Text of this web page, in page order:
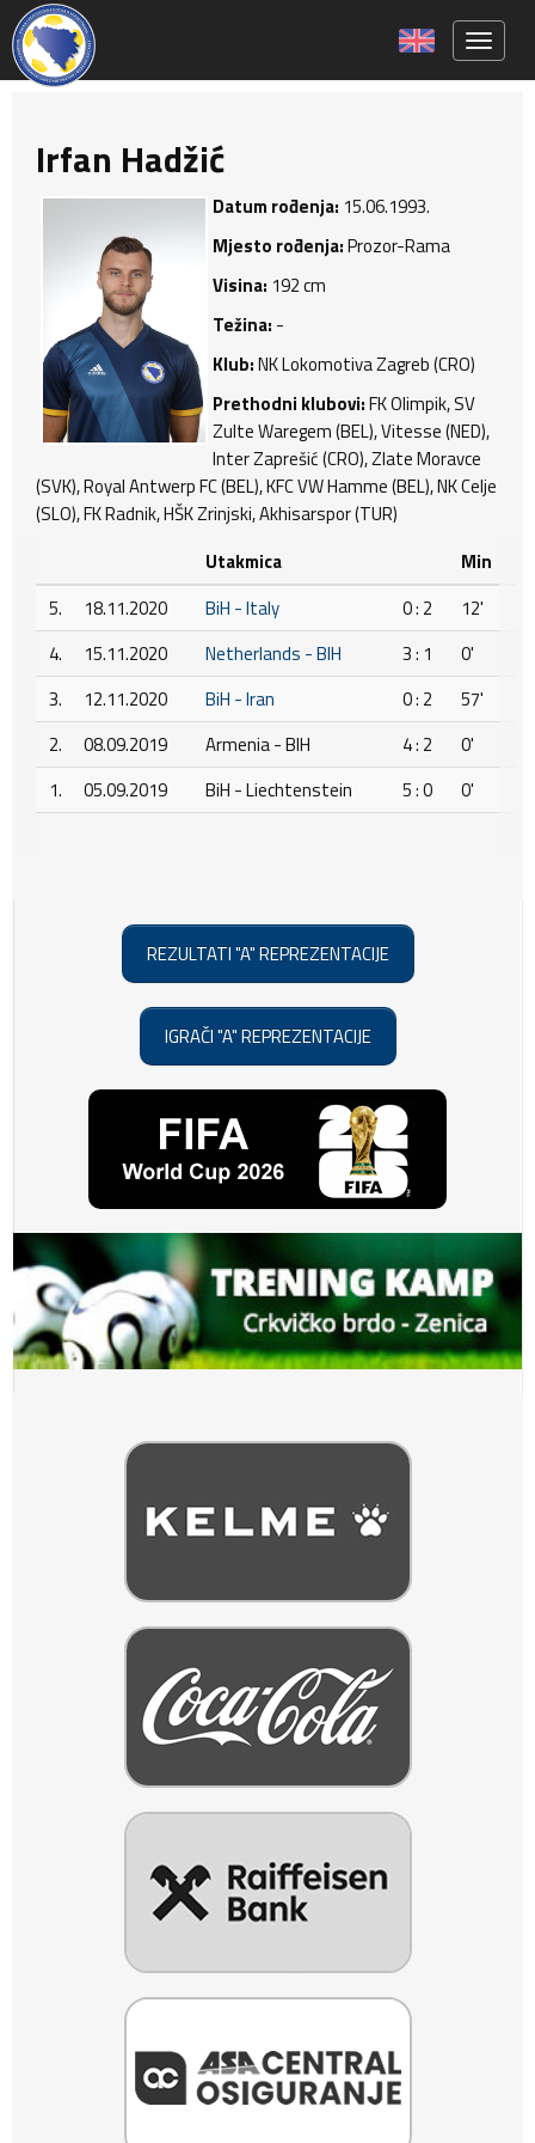
Irfan Hadžić
Datum rođenja: 15.06.1993.
Mjesto rođenja:Prozor-Rama
Visina: 192 cm
Težina: -
Klub:NK Lokomotiva Zagreb (CRO)
Prethodni klubovi:FK Olimpik, SV
Zulte Waregem (BEL), Vitesse (NED),
Inter Zaprešić (CRO), Zlate Moravce
(SVK), Royal Antwerp FC (BEL), KFC VW Hamme (BEL), NK Celje
(SLO), FK Radnik, HŠK Zrinjski, Akhisarspor (TUR)
Utakmica
Min
5.
18.11.2020 BiH - Italy 0 : 2
12'
4.
15.11.2020 Netherlands - BIH 3 : 1
0'
3.
12.11.2020 BiH - Iran 0 : 2
57'
2.
08.09.2019 Armenia - BIH 4 : 2
0'
1.
05.09.2019 BiH - Liechtenstein 5 : 0 0'
REZULTATI "A" REPREZENTACIJE
IGRAČI "A" REPREZENTACIJE